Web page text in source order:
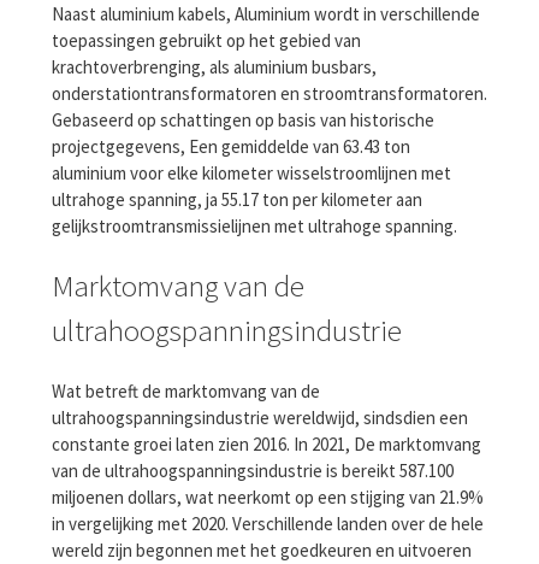
Naast aluminium kabels, Aluminium wordt in verschillende
toepassingen gebruikt op het gebied van
krachtoverbrenging, als aluminium busbars,
onderstationtransformatoren en stroomtransformatoren.
Gebaseerd op schattingen op basis van historische
projectgegevens, Een gemiddelde van 63.43 ton
aluminium voor elke kilometer wisselstroomlijnen met
ultrahoge spanning, ja 55.17 ton per kilometer aan
gelijkstroomtransmissielijnen met ultrahoge spanning.
Marktomvang van de
ultrahoogspanningsindustrie
Wat betreft de marktomvang van de
ultrahoogspanningsindustrie wereldwijd, sindsdien een
constante groei laten zien 2016. In 2021, De marktomvang
van de ultrahoogspanningsindustrie is bereikt 587.100
miljoenen dollars, wat neerkomt op een stijging van 21.9%
in vergelijking met 2020. Verschillende landen over de hele
wereld zijn begonnen met het goedkeuren en uitvoeren